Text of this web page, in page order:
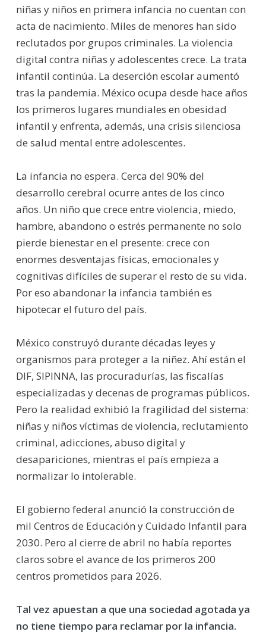
niñas y niños en primera infancia no cuentan con
acta de nacimiento. Miles de menores han sido
reclutados por grupos criminales. La violencia
digital contra niñas y adolescentes crece. La trata
infantil continúa. La deserción escolar aumentó
tras la pandemia. México ocupa desde hace años
los primeros lugares mundiales en obesidad
infantil y enfrenta, además, una crisis silenciosa
de salud mental entre adolescentes.
La infancia no espera. Cerca del 90% del
desarrollo cerebral ocurre antes de los cinco
años. Un niño que crece entre violencia, miedo,
hambre, abandono o estrés permanente no solo
pierde bienestar en el presente: crece con
enormes desventajas físicas, emocionales y
cognitivas difíciles de superar el resto de su vida.
Por eso abandonar la infancia también es
hipotecar el futuro del país.
México construyó durante décadas leyes y
organismos para proteger a la niñez. Ahí están el
DIF, SIPINNA, las procuradurías, las fiscalías
especializadas y decenas de programas públicos.
Pero la realidad exhibió la fragilidad del sistema:
niñas y niños víctimas de violencia, reclutamiento
criminal, adicciones, abuso digital y
desapariciones, mientras el país empieza a
normalizar lo intolerable.
El gobierno federal anunció la construcción de
mil Centros de Educación y Cuidado Infantil para
2030. Pero al cierre de abril no había reportes
claros sobre el avance de los primeros 200
centros prometidos para 2026.
Tal vez apuestan a que una sociedad agotada ya
no tiene tiempo para reclamar por la infancia.